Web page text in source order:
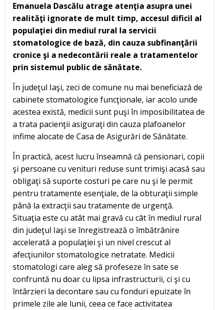
Emanuela Dascălu atrage atenţia asupra unei
realităţi ignorate de mult timp, accesul dificil al
populaţiei din mediul rural la servicii
stomatologice de bază, din cauza subfinanţării
cronice şi a nedecontării reale a tratamentelor
prin sistemul public de sănătate.
În judeţul Iaşi, zeci de comune nu mai beneficiază de
cabinete stomatologice funcţionale, iar acolo unde
acestea există, medicii sunt puşi în imposibilitatea de
a trata pacienţii asiguraţi din cauza plafoanelor
infime alocate de Casa de Asigurări de Sănătate.
În practică, acest lucru înseamnă că pensionari, copii
şi persoane cu venituri reduse sunt trimişi acasă sau
obligaţi să suporte costuri pe care nu şi le permit
pentru tratamente esenţiale, de la obturaţii simple
până la extracţii sau tratamente de urgenţă.
Situaţia este cu atât mai gravă cu cât în mediul rural
din judeţul Iaşi se înregistrează o îmbătrânire
accelerată a populaţiei şi un nivel crescut al
afecţiunilor stomatologice netratate. Medicii
stomatologi care aleg să profeseze în sate se
confruntă nu doar cu lipsa infrastructurii, ci şi cu
întârzieri la decontare sau cu fonduri epuizate în
primele zile ale lunii, ceea ce face activitatea